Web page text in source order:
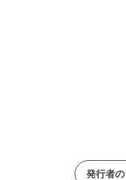
発行者